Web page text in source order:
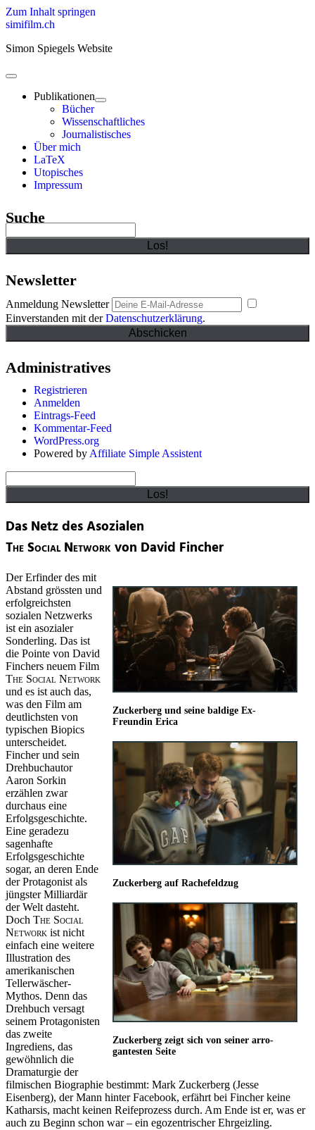
Zum Inhalt springen
simifilm.ch
Simon Spiegels Website
open
primary
menu Publikationen
open
child
menu
Bücher
Wissenschaftliches
Journalistisches
Über mich
LaTeX
Utopisches
Impressum
Sidebar
Suche
Newsletter
Anmeldung Newsletter
Einverstanden mit derDatenschutzerklärung.
Administratives
Registrieren
Anmelden
Eintrags-Feed
Kommentar-Feed
WordPress.org
Powered by Affiliate Simple Assistent
Das Netz des Asozialen
The Social Networkvon David Fincher
Zuckerberg und seine baldige Ex-
Freundin Erica
Zuckerberg auf Rachefeldzug
Zuckerberg zeigt sich von seiner arro­
gantesten Seite
Der Erfinder des mit
Abstand grössten und
erfolgreichsten
sozialen Netzwerks
ist ein asozialer
Sonderling. Das ist
die Pointe von David
Finchers neuem Film
The Social Network
und es ist auch das,
was den Film am
deutlichsten von
typischen Biopics
unterscheidet.
Fincher und sein
Drehbuchautor
Aaron Sorkin
erzählen zwar
durchaus eine
Erfolgsgeschichte.
Eine geradezu
sagenhafte
Erfolgsgeschichte
sogar, an deren Ende
der Protagonist als
jüngster Milliardär
der Welt dasteht.
Doch The Social
Network ist nicht
einfach eine weitere
Illustration des
amerikanischen
Tellerwäscher-
Mythos. Denn das
Drehbuch versagt
seinem Protagonisten
das zweite
Ingrediens, das
gewöhnlich die
Dramaturgie der
filmischen Biographie bestimmt: Mark Zuckerberg (Jesse
Eisenberg), der Mann hinter Facebook, erfährt bei Fincher keine
Katharsis, macht keinen Reifeprozess durch. Am Ende ist er, was er
auch zu Beginn schon war – ein egozentrischer Ehrgeizling.